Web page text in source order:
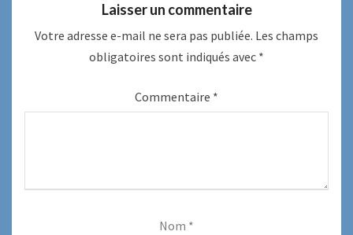
Laisser un commentaire
Votre adresse e-mail ne sera pas publiée. Les champs
obligatoires sont indiqués avec *
Commentaire *
Nom *